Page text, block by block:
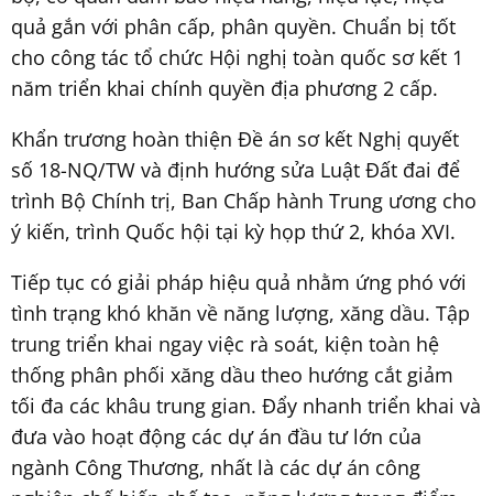
quả gắn với phân cấp, phân quyền. Chuẩn bị tốt
cho công tác tổ chức Hội nghị toàn quốc sơ kết 1
năm triển khai chính quyền địa phương 2 cấp.
Khẩn trương hoàn thiện Đề án sơ kết Nghị quyết
số 18-NQ/TW và định hướng sửa Luật Đất đai để
trình Bộ Chính trị, Ban Chấp hành Trung ương cho
ý kiến, trình Quốc hội tại kỳ họp thứ 2, khóa XVI.
Tiếp tục có giải pháp hiệu quả nhằm ứng phó với
tình trạng khó khăn về năng lượng, xăng dầu. Tập
trung triển khai ngay việc rà soát, kiện toàn hệ
thống phân phối xăng dầu theo hướng cắt giảm
tối đa các khâu trung gian. Đẩy nhanh triển khai và
đưa vào hoạt động các dự án đầu tư lớn của
ngành Công Thương, nhất là các dự án công